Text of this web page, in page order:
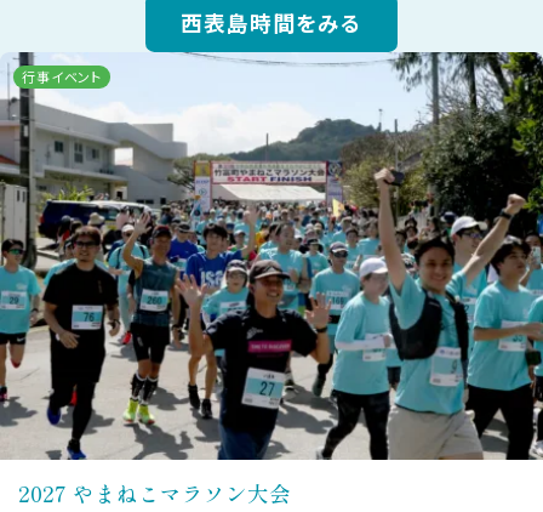
西表島時間をみる
行事イベント
2027 やまねこマラソン大会